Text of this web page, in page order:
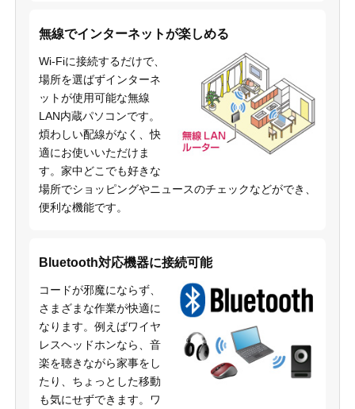
無線でインターネットが楽しめる
Wi-Fiに接続するだけで、
場所を選ばずインターネ
ットが使用可能な無線
LAN内蔵パソコンです。
煩わしい配線がなく、快
適にお使いいただけま
す。家中どこでも好きな
場所でショッピングやニュースのチェックなどができ、
便利な機能です。
Bluetooth対応機器に接続可能
コードが邪魔にならず、
さまざまな作業が快適に
なります。例えばワイヤ
レスヘッドホンなら、音
楽を聴きながら家事をし
たり、ちょっとした移動
も気にせずできます。ワ